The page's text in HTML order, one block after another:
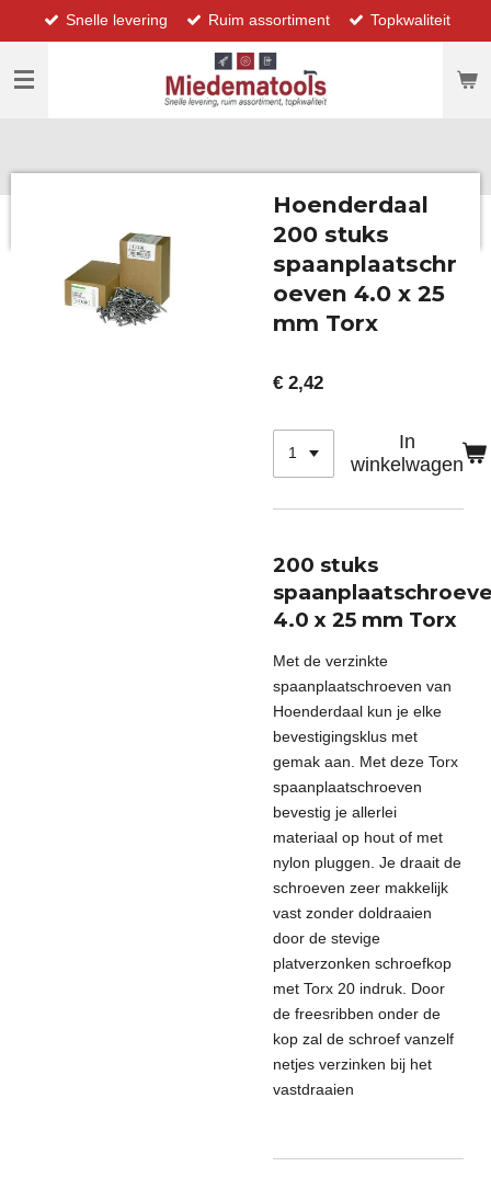
direct
naar
hoofdinhoud
Snelle levering Ruim assortiment Topkwaliteit
Hoenderdaal
200 stuks
spaanplaatschr
oeven 4.0 x 25
mm Torx
€ 2,42
In
winkelwagen
200 stuks
4.0 x 25 mm Torx
Met de verzinkte
spaanplaatschroeven van
Hoenderdaal kun je elke
bevestigingsklus met
gemak aan. Met deze Torx
spaanplaatschroeven
bevestig je allerlei
materiaal op hout of met
nylon pluggen. Je draait de
schroeven zeer makkelijk
vast zonder doldraaien
door de stevige
platverzonken schroefkop
met Torx 20 indruk. Door
de freesribben onder de
kop zal de schroef vanzelf
netjes verzinken bij het
vastdraaien